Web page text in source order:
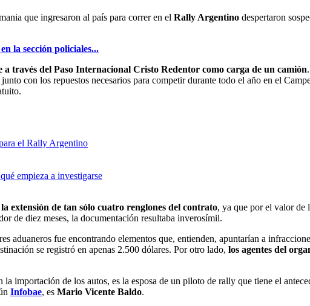
que ingresaron al país para correr en el Rally Argentino despertaron
través del Paso Internacional Cristo Redentor como carga de un camión
con los repuestos necesarios para competir durante todo el año en el
el Rally Argentino
empieza a investigarse
extensión de tan sólo cuatro renglones del contrato, ya que por el valor de
de diez meses, la documentación resultaba inverosímil.
aduaneros fue encontrando elementos que, entienden, apuntarían a
se registró en apenas 2.500 dólares. Por otro lado, los agentes del
importación de los autos, es la esposa de un piloto de rally que tiene el
Infobae, es Mario Vicente Baldo.